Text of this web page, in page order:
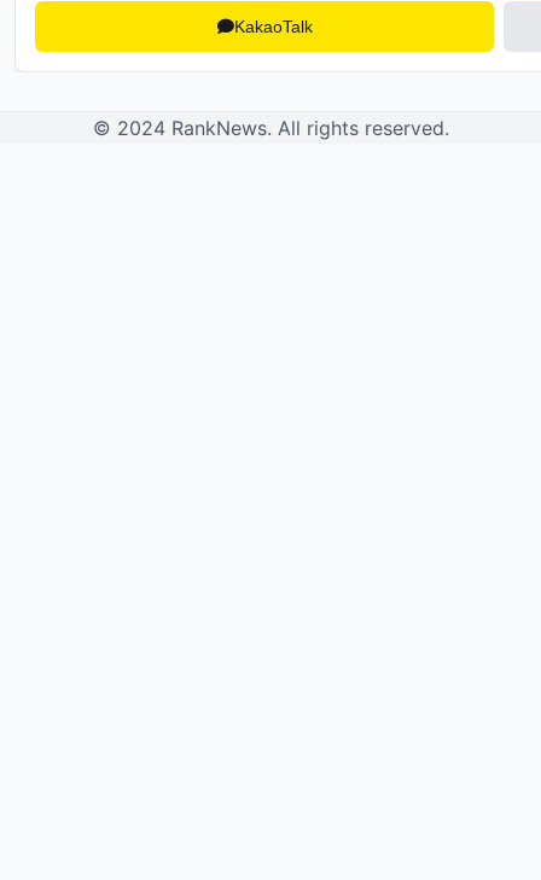
KakaoTalk
© 2024 RankNews. All rights reserved.